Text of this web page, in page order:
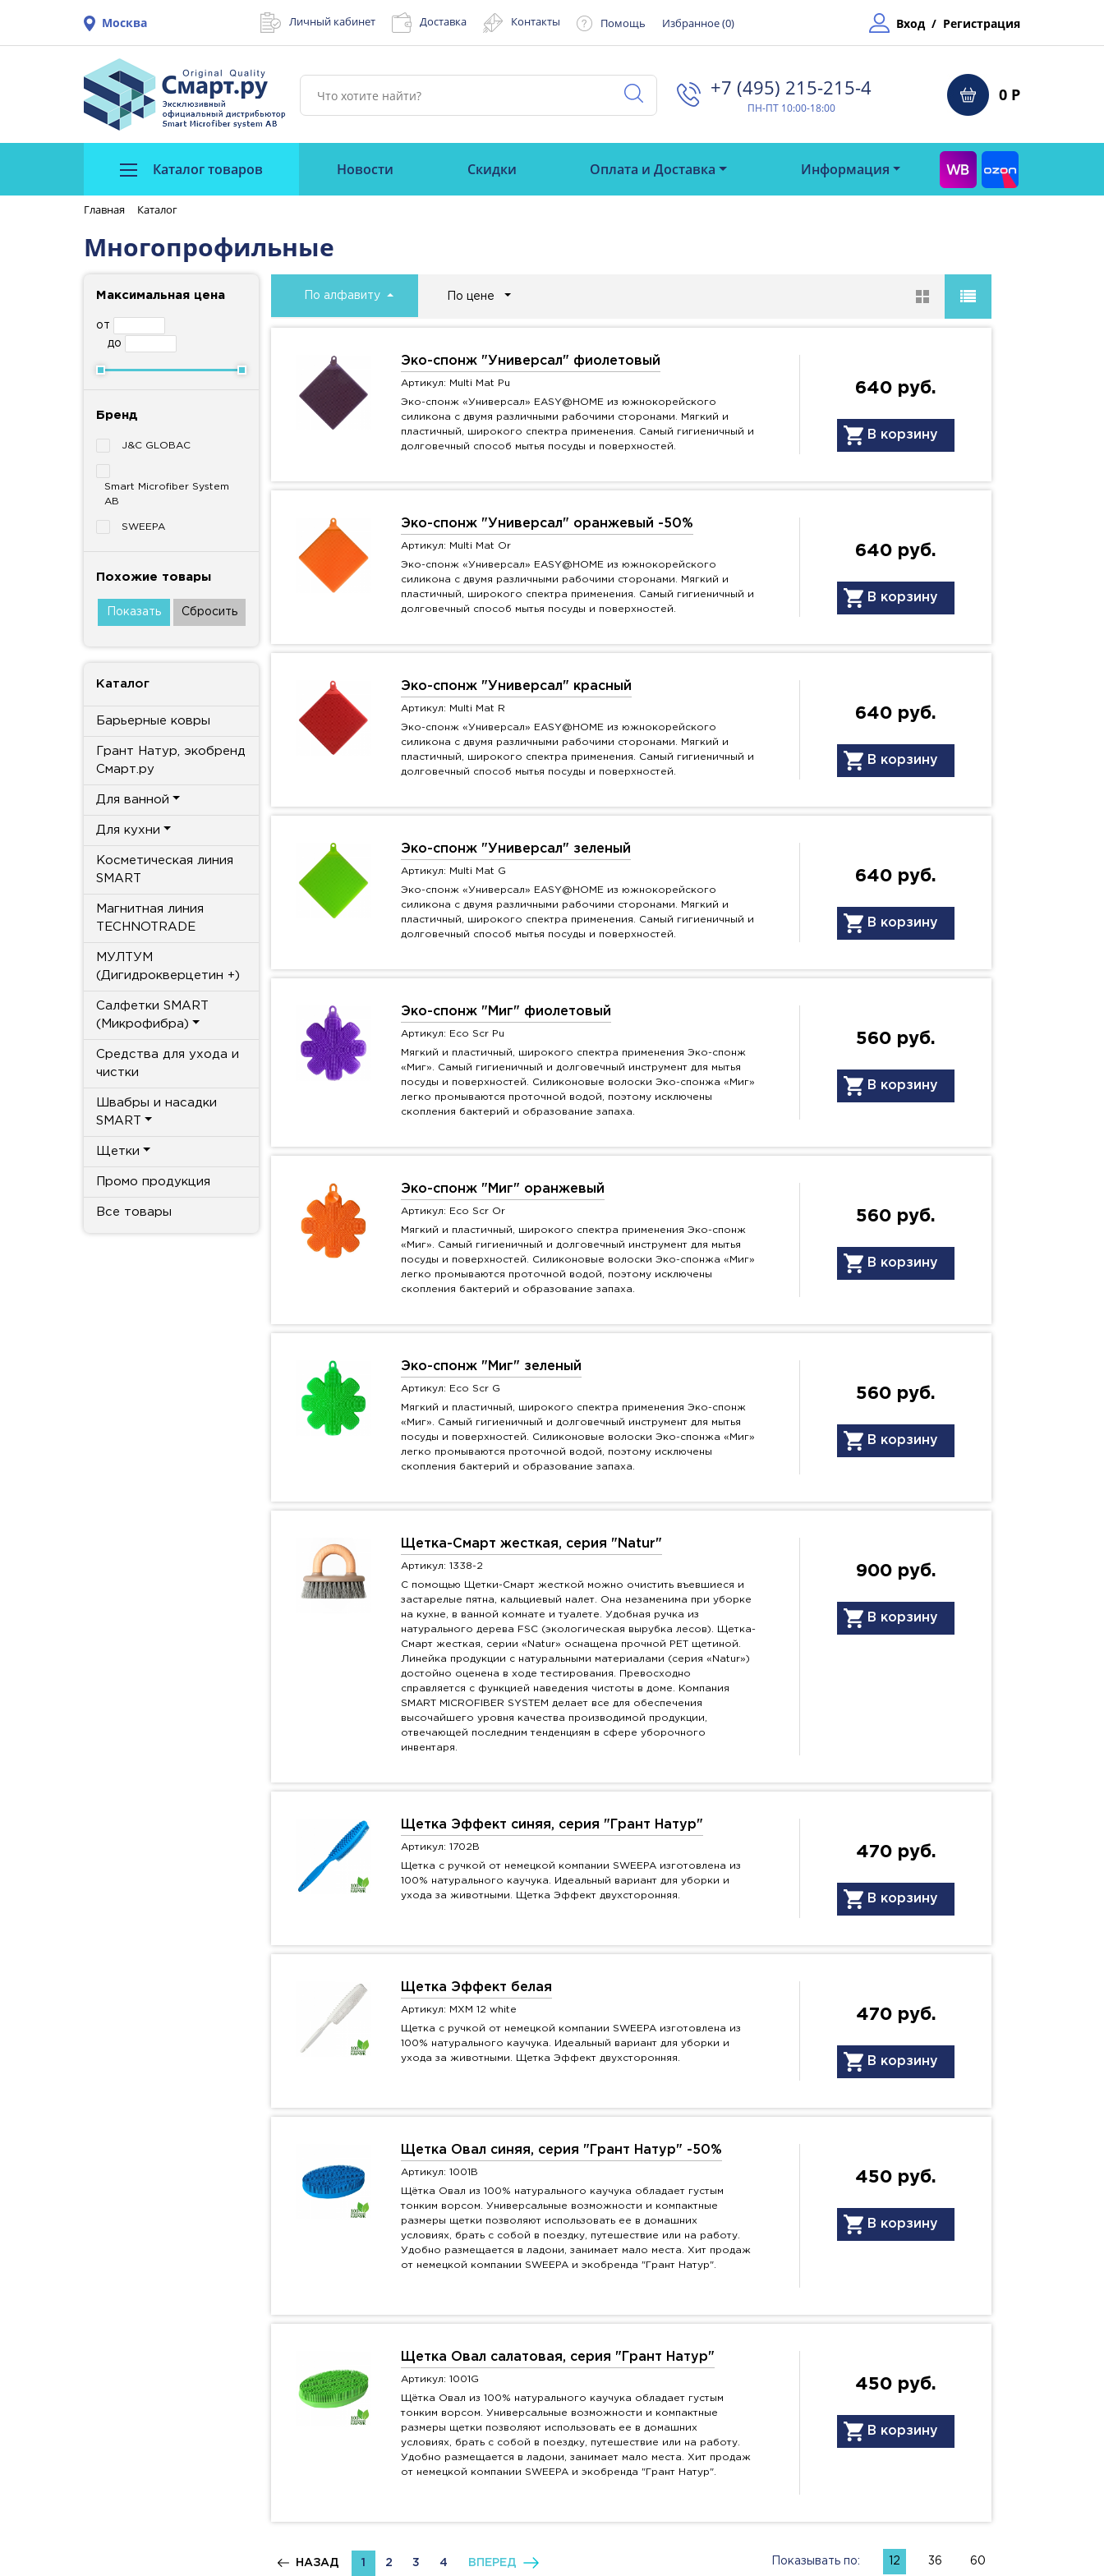
Москва Личный кабинет Доставка Контакты Помощь Избранное (0) Вход / Регистрация
+7 (495) 215-215-4⁠
ПН-ПТ 10:00-18:00
0 Р
Каталог товаров Новости Скидки Оплата и Доставка Информация
Главная Каталог
Многопрофильные
Максимальная цена
от
до
Бренд
J&C GLOBAC
Smart Microfiber System
AB
SWEEPA
Похожие товары
Каталог
Барьерные ковры
Грант Натур, экобренд
Смарт.ру
Для ванной
Для кухни
Косметическая линия
SMART
Магнитная линия
TECHNOTRADE
МУЛТУМ
(Дигидрокверцетин +)
Салфетки SMART
(Микрофибра)
Средства для ухода и
чистки
Швабры и насадки
SMART
Щетки
Промо продукция
Все товары
По алфавиту По цене
Эко-спонж "Универсал" фиолетовый
Артикул: Multi Mat Pu
Эко-спонж «Универсал» EASY@HOME из южнокорейского
силикона с двумя различными рабочими сторонами. Мягкий и
пластичный, широкого спектра применения. Самый гигиеничный и
долговечный способ мытья посуды и поверхностей.
640 руб.
В корзину
Эко-спонж "Универсал" оранжевый -50%
Артикул: Multi Mat Or
Эко-спонж «Универсал» EASY@HOME из южнокорейского
силикона с двумя различными рабочими сторонами. Мягкий и
пластичный, широкого спектра применения. Самый гигиеничный и
долговечный способ мытья посуды и поверхностей.
640 руб.
В корзину
Эко-спонж "Универсал" красный
Артикул: Multi Mat R
Эко-спонж «Универсал» EASY@HOME из южнокорейского
силикона с двумя различными рабочими сторонами. Мягкий и
пластичный, широкого спектра применения. Самый гигиеничный и
долговечный способ мытья посуды и поверхностей.
640 руб.
В корзину
Эко-спонж "Универсал" зеленый
Артикул: Multi Mat G
Эко-спонж «Универсал» EASY@HOME из южнокорейского
силикона с двумя различными рабочими сторонами. Мягкий и
пластичный, широкого спектра применения. Самый гигиеничный и
долговечный способ мытья посуды и поверхностей.
640 руб.
В корзину
Эко-спонж "Миг" фиолетовый
Артикул: Eco Scr Pu
Мягкий и пластичный, широкого спектра применения Эко-спонж
«Миг». Самый гигиеничный и долговечный инструмент для мытья
посуды и поверхностей. Силиконовые волоски Эко-спонжа «Миг»
легко промываются проточной водой, поэтому исключены
скопления бактерий и образование запаха.
560 руб.
В корзину
Эко-спонж "Миг" оранжевый
Артикул: Eco Scr Or
Мягкий и пластичный, широкого спектра применения Эко-спонж
«Миг». Самый гигиеничный и долговечный инструмент для мытья
посуды и поверхностей. Силиконовые волоски Эко-спонжа «Миг»
легко промываются проточной водой, поэтому исключены
скопления бактерий и образование запаха.
560 руб.
В корзину
Эко-спонж "Миг" зеленый
Артикул: Eco Scr G
Мягкий и пластичный, широкого спектра применения Эко-спонж
«Миг». Самый гигиеничный и долговечный инструмент для мытья
посуды и поверхностей. Силиконовые волоски Эко-спонжа «Миг»
легко промываются проточной водой, поэтому исключены
скопления бактерий и образование запаха.
560 руб.
В корзину
Щетка-Смарт жесткая, серия "Natur"
Артикул: 1338-2
С помощью Щетки-Смарт жесткой можно очистить въевшиеся и
застарелые пятна, кальциевый налет. Она незаменима при уборке
на кухне, в ванной комнате и туалете. Удобная ручка из
натурального дерева FSC (экологическая вырубка лесов). Щетка-
Смарт жесткая, серии «Natur» оснащена прочной PET щетиной.
Линейка продукции с натуральными материалами (серия «Natur»)
достойно оценена в ходе тестирования. Превосходно
справляется с функцией наведения чистоты в доме. Компания
SMART MICROFIBER SYSTEM делает все для обеспечения
высочайшего уровня качества производимой продукции,
отвечающей последним тенденциям в сфере уборочного
инвентаря.
900 руб.
В корзину
Щетка Эффект синяя, серия "Грант Натур"
Артикул: 1702B
Щетка с ручкой от немецкой компании SWEEPA изготовлена из
100% натурального каучука. Идеальный вариант для уборки и
ухода за животными. Щетка Эффект двухсторонняя.
470 руб.
В корзину
Щетка Эффект белая
Артикул: MXM 12 white
Щетка с ручкой от немецкой компании SWEEPA изготовлена из
100% натурального каучука. Идеальный вариант для уборки и
ухода за животными. Щетка Эффект двухсторонняя.
470 руб.
В корзину
Щетка Овал синяя, серия "Грант Натур" -50%
Артикул: 1001B
Щётка Овал из 100% натурального каучука обладает густым
тонким ворсом. Универсальные возможности и компактные
размеры щетки позволяют использовать ее в домашних
условиях, брать с собой в поездку, путешествие или на работу.
Удобно размещается в ладони, занимает мало места. Хит продаж
от немецкой компании SWEEPA и экобренда "Грант Натур".
450 руб.
В корзину
Щетка Овал салатовая, серия "Грант Натур"
Артикул: 1001G
Щётка Овал из 100% натурального каучука обладает густым
тонким ворсом. Универсальные возможности и компактные
размеры щетки позволяют использовать ее в домашних
условиях, брать с собой в поездку, путешествие или на работу.
Удобно размещается в ладони, занимает мало места. Хит продаж
от немецкой компании SWEEPA и экобренда "Грант Натур".
450 руб.
В корзину
НАЗАД 1 2 3 4 ВПЕРЕД Показывать по: 12 36 60